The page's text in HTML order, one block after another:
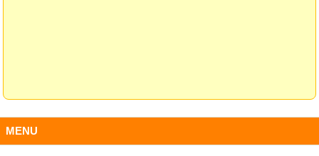
MENU